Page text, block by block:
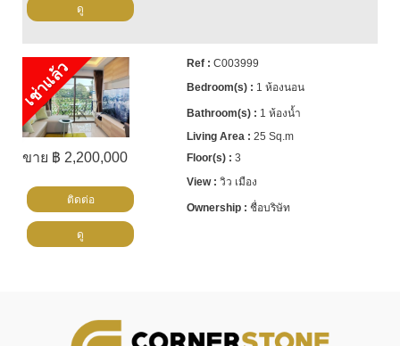
ดู
เช่าแล้ว
ขาย ฿ 2,200,000
C003999
1 ห้องนอน
1 ห้องน้ำ
25 Sq.m
3
วิว เมือง
ชื่อบริษัท
ติดต่อ
ดู